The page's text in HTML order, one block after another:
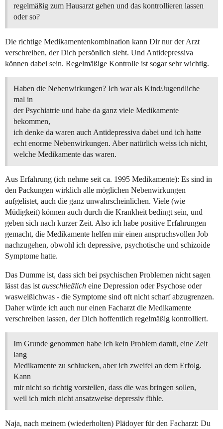
regelmäßig zum Hausarzt gehen und das kontrollieren lassen
oder so?
Die richtige Medikamentenkombination kann Dir nur der Arzt
verschreiben, der Dich persönlich sieht. Und Antidepressiva
können dabei sein. Regelmäßige Kontrolle ist sogar sehr wichtig.
Haben die Nebenwirkungen? Ich war als Kind/Jugendliche
mal in
der Psychiatrie und habe da ganz viele Medikamente
bekommen,
ich denke da waren auch Antidepressiva dabei und ich hatte
echt enorme Nebenwirkungen. Aber natürlich weiss ich nicht,
welche Medikamente das waren.
Aus Erfahrung (ich nehme seit ca. 1995 Medikamente): Es sind in
den Packungen wirklich alle möglichen Nebenwirkungen
aufgelistet, auch die ganz unwahrscheinlichen. Viele (wie
Müdigkeit) können auch durch die Krankheit bedingt sein, und
geben sich nach kurzer Zeit. Also ich habe positive Erfahrungen
gemacht, die Medikamente helfen mir einen anspruchsvollen Job
nachzugehen, obwohl ich depressive, psychotische und schizoide
Symptome hatte.
Das Dumme ist, dass sich bei psychischen Problemen nicht sagen
lässt das ist ausschließlich eine Depression oder Psychose oder
wasweißichwas - die Symptome sind oft nicht scharf abzugrenzen.
Daher würde ich auch nur einen Facharzt die Medikamente
verschreiben lassen, der Dich hoffentlich regelmäßig kontrolliert.
Im Grunde genommen habe ich kein Problem damit, eine Zeit
lang
Medikamente zu schlucken, aber ich zweifel an dem Erfolg.
Kann
mir nicht so richtig vorstellen, dass die was bringen sollen,
weil ich mich nicht ansatzweise depressiv fühle.
Naja, nach meinem (wiederholten) Plädoyer für den Facharzt: Du